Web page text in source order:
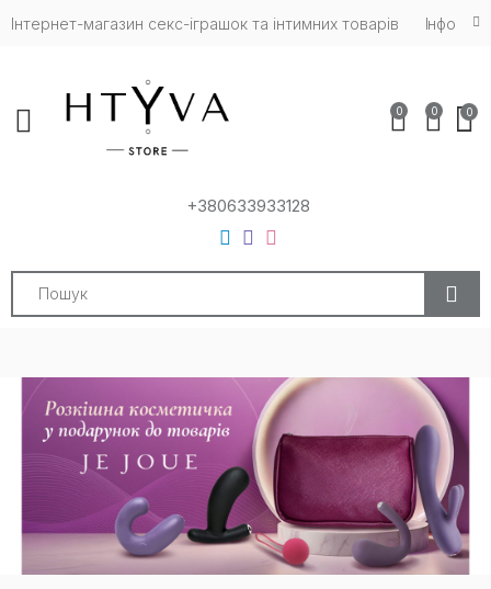
Інтернет-магазин cекс-іграшок та інтимних товарів Iнфо
Toggle mobile menu
+380633933128
Search
0 0 0